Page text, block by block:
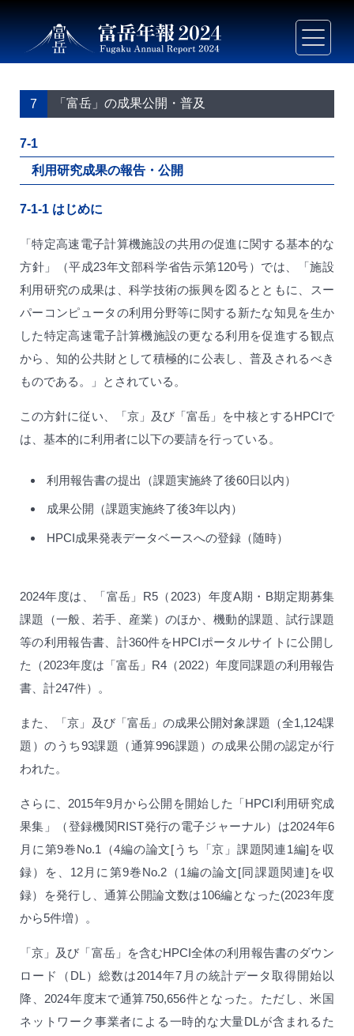
7 「富岳」の成果公開・普及
7-1
利用研究成果の報告・公開
7-1-1 はじめに
「特定高速電子計算機施設の共用の促進に関する基本的な
方針」（平成23年文部科学省告示第120号）では、「施設
利用研究の成果は、科学技術の振興を図るとともに、スー
パーコンピュータの利用分野等に関する新たな知見を生か
した特定高速電子計算機施設の更なる利用を促進する観点
から、知的公共財として積極的に公表し、普及されるべき
ものである。」とされている。
この方針に従い、「京」及び「富岳」を中核とするHPCIで
は、基本的に利用者に以下の要請を行っている。
利用報告書の提出（課題実施終了後60日以内）
成果公開（課題実施終了後3年以内）
HPCI成果発表データベースへの登録（随時）
2024年度は、「富岳」R5（2023）年度A期・B期定期募集
課題（一般、若手、産業）のほか、機動的課題、試行課題
等の利用報告書、計360件をHPCIポータルサイトに公開し
た（2023年度は「富岳」R4（2022）年度同課題の利用報告
書、計247件）。
また、「京」及び「富岳」の成果公開対象課題（全1,124課
題）のうち93課題（通算996課題）の成果公開の認定が行
われた。
さらに、2015年9月から公開を開始した「HPCI利用研究成
果集」（登録機関RIST発行の電子ジャーナル）は2024年6
月に第9巻No.1（4編の論文[うち「京」課題関連1編]を収
録）を、12月に第9巻No.2（1編の論文[同課題関連]を収
録）を発行し、通算公開論文数は106編となった(2023年度
から5件増）。
「京」及び「富岳」を含むHPCI全体の利用報告書のダウン
ロード（DL）総数は2014年7月の統計データ取得開始以
降、2024年度末で通算750,656件となった。ただし、米国
ネットワーク事業者による一時的な大量DLが含まれるた